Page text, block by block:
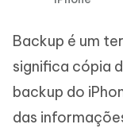
iAnyGo
Backup é um
significa cópia
backup do
das